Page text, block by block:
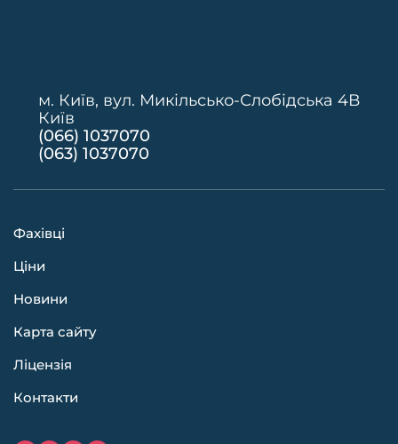
м. Київ, вул. Микільсько-Слобідська 4В
Київ
(066) 1037070
(063) 1037070
Фахівці
Ціни
Новини
Карта сайту
Ліцензія
Контакти